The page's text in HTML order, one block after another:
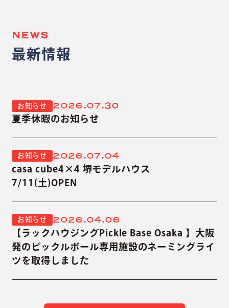
NEWS
最新情報
お知らせ 2026.07.30
夏季休暇のお知らせ
お知らせ 2026.07.04
casa cube4×4 堺モデルハウス
7/11(土)OPEN
お知らせ 2026.04.06
【ラックハウジングPickle Base Osaka 】大阪
発のピックルボール専用施設のネーミングライ
ツを取得しました